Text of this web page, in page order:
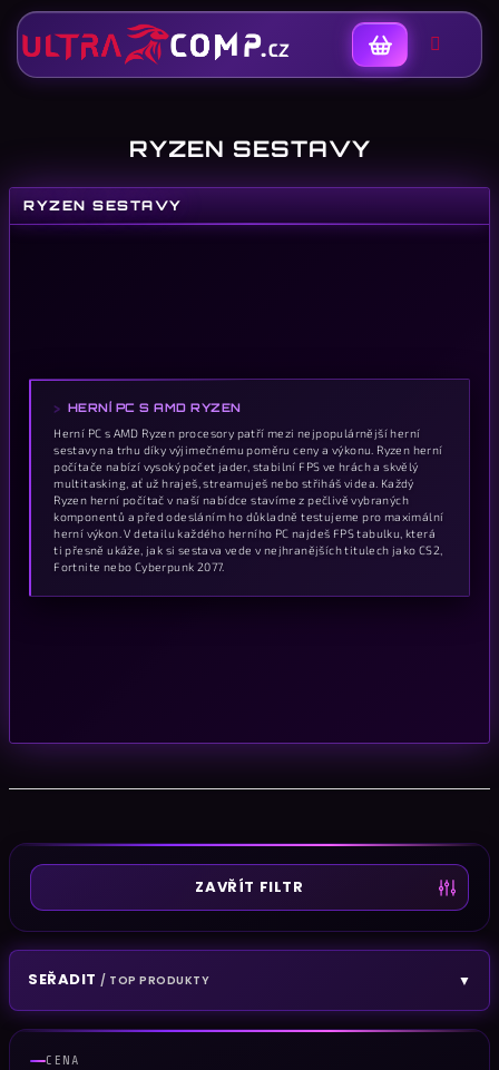
Nákupní
RYZEN SESTAVY
RYZEN SESTAVY
HERNÍ PC S AMD RYZEN
Herní PC s AMD Ryzen procesory patří mezi nejpopulárnější herní
sestavy na trhu díky výjimečnému poměru ceny a výkonu. Ryzen herní
počítače nabízí vysoký počet jader, stabilní FPS ve hrách a skvělý
multitasking, ať už hraješ, streamuješ nebo střiháš videa. Každý
Ryzen herní počítač v naší nabídce stavíme z pečlivě vybraných
komponentů a před odesláním ho důkladně testujeme pro maximální
herní výkon. V detailu každého herního PC najdeš FPS tabulku, která
ti přesně ukáže, jak si sestava vede v nejhranějších titulech jako CS2,
Fortnite nebo Cyberpunk 2077.
ZAVŘÍT FILTR
SEŘADIT / TOP PRODUKTY ▼
CENA